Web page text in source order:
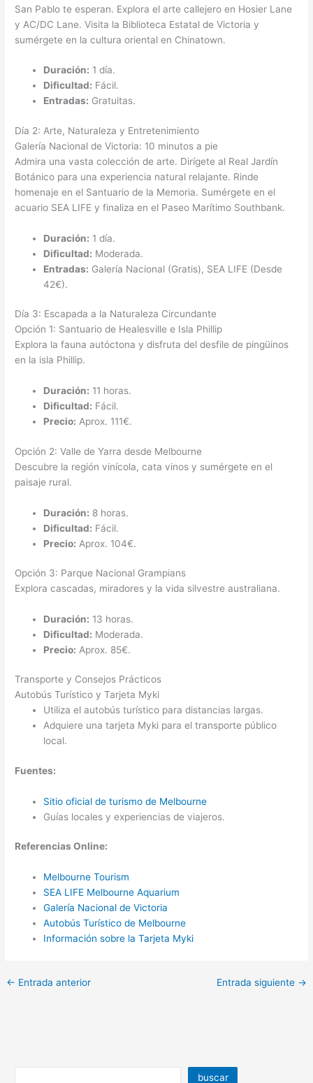
San Pablo te esperan. Explora el arte callejero en Hosier Lane
y AC/DC Lane. Visita la Biblioteca Estatal de Victoria y
sumérgete en la cultura oriental en Chinatown.
Duración: 1 día.
Dificultad: Fácil.
Entradas: Gratuitas.
Día 2: Arte, Naturaleza y Entretenimiento
Galería Nacional de Victoria: 10 minutos a pie
Admira una vasta colección de arte. Dirígete al Real Jardín
Botánico para una experiencia natural relajante. Rinde
homenaje en el Santuario de la Memoria. Sumérgete en el
acuario SEA LIFE y finaliza en el Paseo Marítimo Southbank.
Duración: 1 día.
Dificultad: Moderada.
Entradas: Galería Nacional (Gratis), SEA LIFE (Desde
42€).
Día 3: Escapada a la Naturaleza Circundante
Opción 1: Santuario de Healesville e Isla Phillip
Explora la fauna autóctona y disfruta del desfile de pingüinos
en la isla Phillip.
Duración: 11 horas.
Dificultad: Fácil.
Precio: Aprox. 111€.
Opción 2: Valle de Yarra desde Melbourne
Descubre la región vinícola, cata vinos y sumérgete en el
paisaje rural.
Duración: 8 horas.
Dificultad: Fácil.
Precio: Aprox. 104€.
Opción 3: Parque Nacional Grampians
Explora cascadas, miradores y la vida silvestre australiana.
Duración: 13 horas.
Dificultad: Moderada.
Precio: Aprox. 85€.
Transporte y Consejos Prácticos
Autobús Turístico y Tarjeta Myki
Utiliza el autobús turístico para distancias largas.
Adquiere una tarjeta Myki para el transporte público
local.
Fuentes:
Sitio oficial de turismo de Melbourne
Guías locales y experiencias de viajeros.
Referencias Online:
Melbourne Tourism
SEA LIFE Melbourne Aquarium
Galería Nacional de Victoria
Autobús Turístico de Melbourne
Información sobre la Tarjeta Myki
← Entrada anterior Entrada siguiente →
buscar